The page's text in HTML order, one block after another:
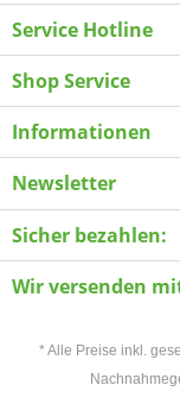
Service Hotline
Shop Service
Informationen
Newsletter
Sicher bezahlen:
Wir versenden
* Alle Preise inkl.